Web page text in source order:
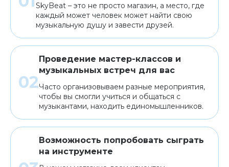
SkyBeat – это не просто магазин, а место, где
каждый может человек может найти свою
музыкальную душу и завести друзей.
Проведение мастер-классов и
музыкальных встреч для вас
Часто организовываем разные мероприятия,
чтобы вы смогли учиться и общаться с
музыкантами, находить единомышленников.
Возможность попробовать сыграть
на инструменте